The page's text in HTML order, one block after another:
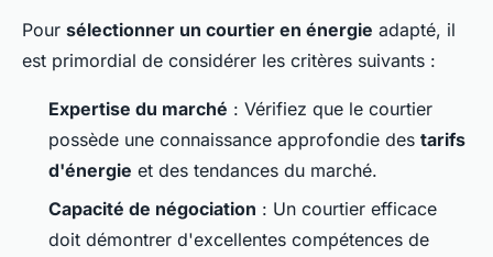
Pour sélectionner un courtier en énergie adapté, il
est primordial de considérer les critères suivants :
Expertise du marché : Vérifiez que le courtier
possède une connaissance approfondie des tarifs
d'énergie et des tendances du marché.
Capacité de négociation : Un courtier efficace
doit démontrer d'excellentes compétences de